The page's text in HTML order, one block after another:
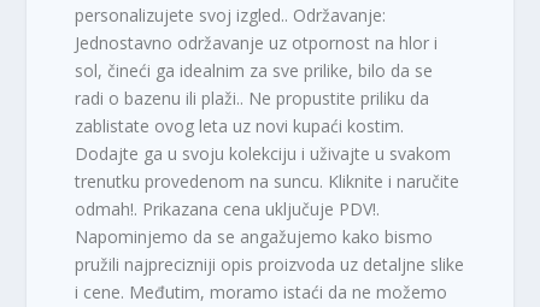
personalizujete svoj izgled.. Održavanje:
Jednostavno održavanje uz otpornost na hlor i
sol, čineći ga idealnim za sve prilike, bilo da se
radi o bazenu ili plaži.. Ne propustite priliku da
zablistate ovog leta uz novi kupaći kostim.
Dodajte ga u svoju kolekciju i uživajte u svakom
trenutku provedenom na suncu. Kliknite i naručite
odmah!. Prikazana cena uključuje PDV!.
Napominjemo da se angažujemo kako bismo
pružili najprecizniji opis proizvoda uz detaljne slike
i cene. Međutim, moramo istaći da ne možemo